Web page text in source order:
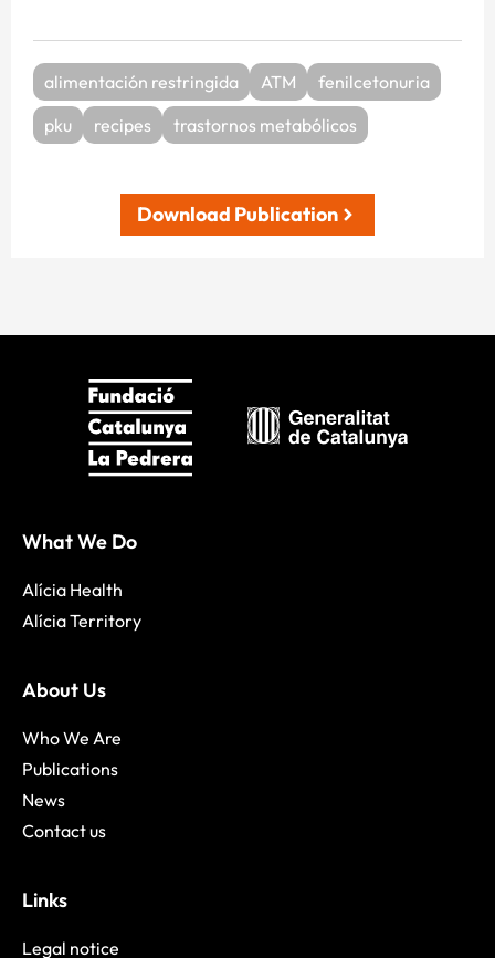
alimentación restringida ATM
fenilcetonuria
pku
recipes trastornos metabólicos
Download Publication
What We Do
Alícia Health
Alícia Territory
About Us
Who We Are
Publications
News
Contact us
Links
Legal notice